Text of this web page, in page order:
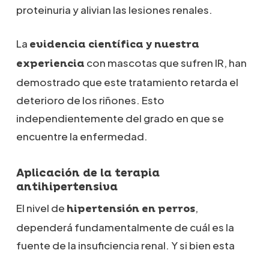
proteinuria y alivian las lesiones renales.
La evidencia científica y nuestra
experiencia con mascotas que sufren IR, han
demostrado que este tratamiento retarda el
deterioro de los riñones. Esto
independientemente del grado en que se
encuentre la enfermedad.
Aplicación de la terapia
antihipertensiva
El nivel de hipertensión en perros,
dependerá fundamentalmente de cuál es la
fuente de la insuficiencia renal. Y si bien esta